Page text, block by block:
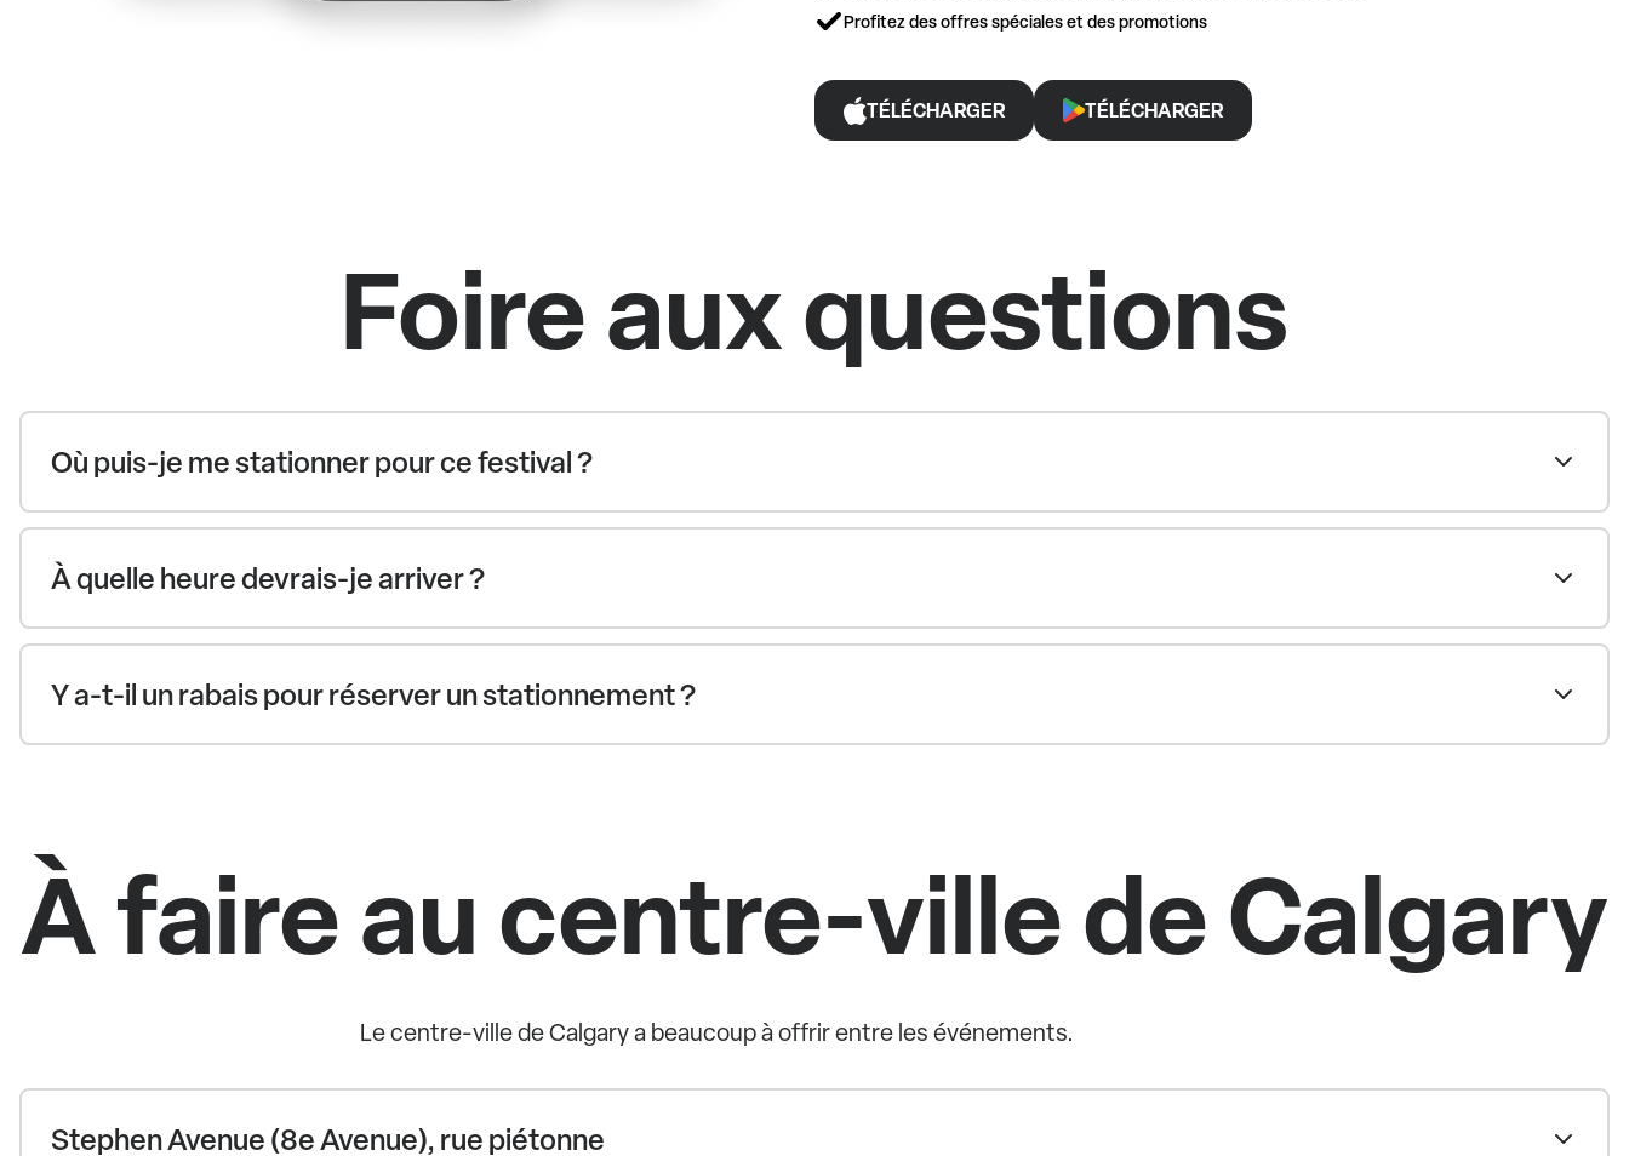
Profitez des offres spéciales et des promotions
TÉLÉCHARGER TÉLÉCHARGER
Foire aux questions
Où puis-je me stationner pour ce festival ?
À quelle heure devrais-je arriver ?
Y a-t-il un rabais pour réserver un stationnement ?
À faire au centre-ville de Calgary
Le centre-ville de Calgary a beaucoup à offrir entre les événements.
Stephen Avenue (8e Avenue), rue piétonne